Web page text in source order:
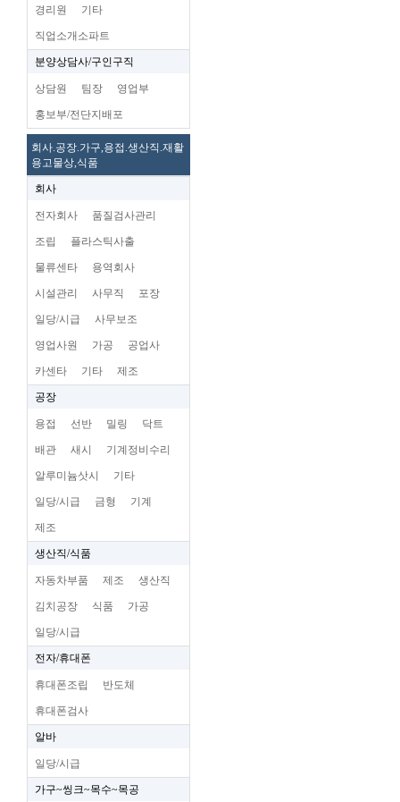
경리원 기타
직업소개소파트
분양상담사/구인구직
상담원 팀장 영업부
홍보부/전단지배포
회사.공장.가구,용접.생산직.재활
용고물상,식품
회사
전자회사 품질검사관리
조립 플라스틱사출
물류센타 용역회사
시설관리 사무직 포장
일당/시급 사무보조
영업사원 가공 공업사
카센타 기타 제조
공장
용접 선반 밀링 닥트
배관 새시 기계정비수리
알루미늄삿시 기타
일당/시급 금형 기계
제조
생산직/식품
자동차부품 제조 생산직
김치공장 식품 가공
일당/시급
전자/휴대폰
휴대폰조립 반도체
휴대폰검사
알바
일당/시급
가구~씽크~목수~목공